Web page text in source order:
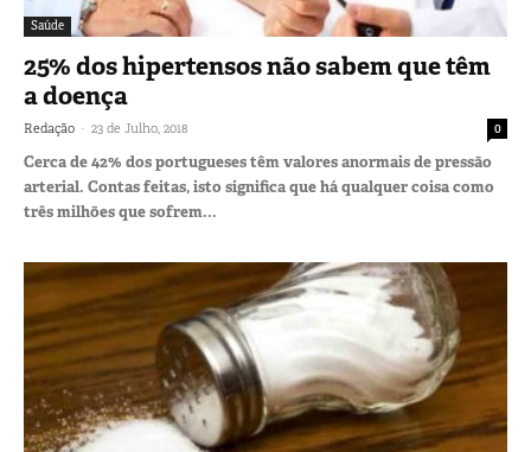
Saúde
25% dos hipertensos não sabem que têm
a doença
Redação - 23 de Julho, 2018 0
Cerca de 42% dos portugueses têm valores anormais de pressão
arterial. Contas feitas, isto significa que há qualquer coisa como
três milhões que sofrem...